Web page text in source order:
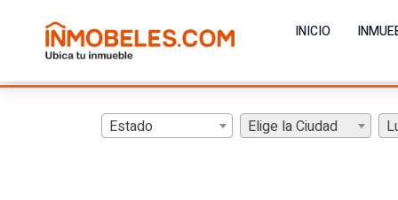
INICIO
Estado Elige la Ciudad